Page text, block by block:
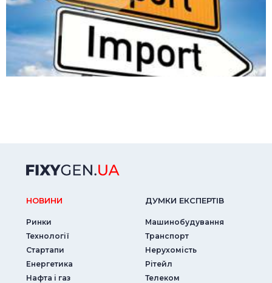
НОВИНИ
Ринки
Технології
Стартапи
Енергетика
Нафта і газ
ДУМКИ ЕКСПЕРТIВ
Машинобудування
Транспорт
Нерухомість
Рітейл
Телеком